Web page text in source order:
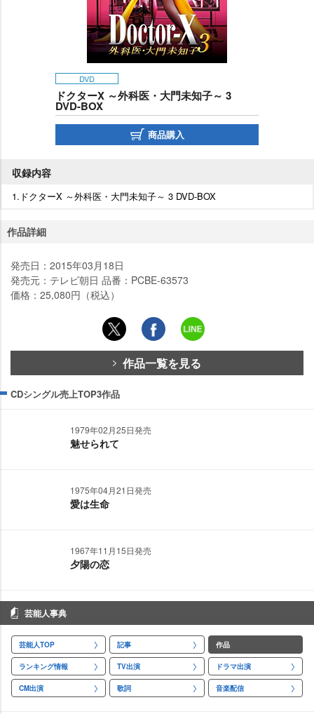
DVD
ドクターX ～外科医・大門未知子～ 3
DVD-BOX
商品購入
収録内容
1.ドクターX ～外科医・大門未知子～ 3 DVD-BOX
作品詳細
発売日：2015年03月18日
発売元：テレビ朝日 品番：PCBE-63573
価格：25,080円（税込）
作品一覧を見る
CDシングル売上TOP3作品
1979年02月25日発売
魅せられて
1975年04月21日発売
愛は生命
1967年11月15日発売
夕陽の恋
芸能人事典
芸能人TOP 記事 作品
ランキング情報 TV出演 ドラマ出演
CM出演 歌詞 音楽配信